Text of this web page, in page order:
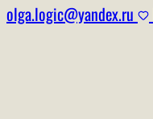
olga.logic@yandex.ru